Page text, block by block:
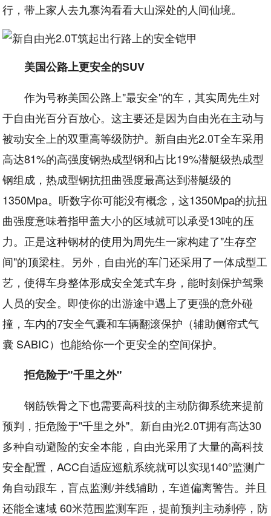
行，带上家人去九寨沟看看大山深处的人间仙境。
美国公路上更安全的SUV
作为号称美国公路上"最安全"的车，其实周先生对
于自由光百分百放心。这主要还是因为自由光在主动与
被动安全上的双重高等级防护。新自由光2.0T全车采用
高达81%的高强度钢热成型钢和占比19%潜艇级热成型
钢组成，热成型钢抗扭曲强度最高达到潜艇级的
1350Mpa。听数字你可能没有概念，这1350Mpa的抗扭
曲强度意味着指甲盖大小的区域就可以承受13吨的压
力。正是这种钢材的使用为周先生一家构建了"生存空
间"的顶梁柱。另外，自由光的车门还采用了一体成型工
艺，使得车身整体形成安全笼式车身，能时刻保护驾乘
人员的安全。即使你的出游途中遇上了更强的意外碰
撞，车内的7安全气囊和车辆翻滚保护（辅助侧帘式气
囊 SABIC）也能给你一个更安全的空间保护。
拒危险于"千里之外"
钢筋铁骨之下也需要高科技的主动防御系统来提前
预判，拒危险于"千里之外"。新自由光2.0T拥有高达30
多种自动避险的安全本能，自由光采用了大量的高科技
安全配置，ACC自适应巡航系统就可以实现140°监测广
角自动跟车，盲点监测/并线辅助，车道偏离警告。并且
还能全速域 60米范围监测车距，提前预判主动刹停，防